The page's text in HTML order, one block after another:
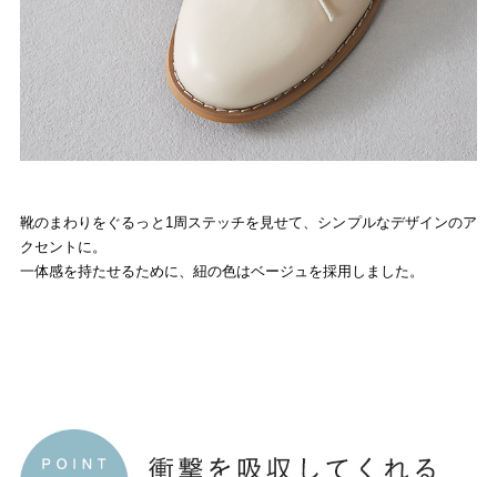
靴のまわりをぐるっと1周ステッチを見せて、シンプルなデザインのア
クセントに。
一体感を持たせるために、紐の色はベージュを採用しました。